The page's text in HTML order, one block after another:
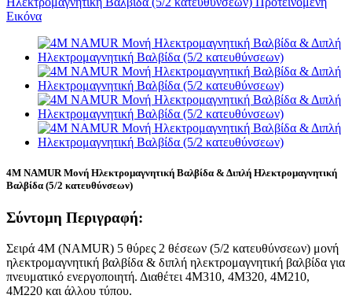
4M NAMUR Μονή Ηλεκτρομαγνητική Βαλβίδα & Διπλή Ηλεκτρομαγνητική
Βαλβίδα (5/2 κατευθύνσεων)
Σύντομη Περιγραφή:
Σειρά 4M (NAMUR) 5 θύρες 2 θέσεων (5/2 κατευθύνσεων) μονή
ηλεκτρομαγνητική βαλβίδα & διπλή ηλεκτρομαγνητική βαλβίδα για
πνευματικό ενεργοποιητή. Διαθέτει 4M310, 4M320, 4M210,
4M220 και άλλου τύπου.